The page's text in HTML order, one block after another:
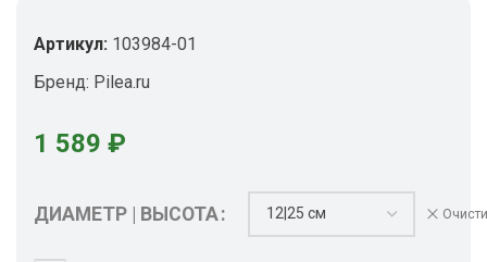
Артикул: 103984-01
Бренд: Pilea.ru
1 589 ₽
ДИАМЕТР | ВЫСОТА